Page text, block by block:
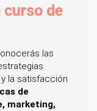
curso de
las
la satisfacción
de
marketing,